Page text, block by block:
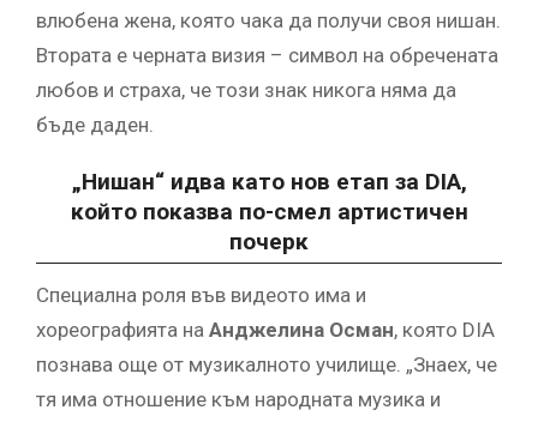
влюбена жена, която чака да получи своя нишан.
Втората е черната визия – символ на обречената
любов и страха, че този знак никога няма да
бъде даден.
„Нишан“ идва като нов етап за DIA,
който показва по-смел артистичен
почерк
Специална роля във видеото има и
хореографията на Анджелина Осман, която DIA
познава още от музикалното училище. „Знаех, че
тя има отношение към народната музика и